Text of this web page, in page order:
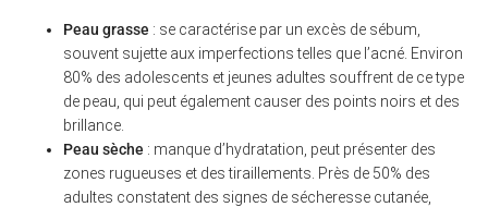
Peau grasse : se caractérise par un excès de sébum,
souvent sujette aux imperfections telles que l’acné. Environ
80% des adolescents et jeunes adultes souffrent de ce type
de peau, qui peut également causer des points noirs et des
brillance.
Peau sèche : manque d’hydratation, peut présenter des
zones rugueuses et des tiraillements. Près de 50% des
adultes constatent des signes de sécheresse cutanée,